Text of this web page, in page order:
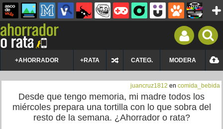
+AHORRADOR +RATA CATEG. MODERA
juancruz1812 en comida_bebida
Desde que tengo memoria, mi madre todos los
miércoles prepara una tortilla con lo que sobra del
resto de la semana. ¿Ahorrador o rata?